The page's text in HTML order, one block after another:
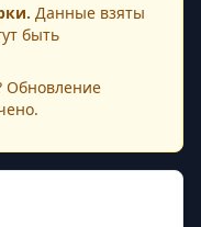
Данные взяты
быть
Обновление